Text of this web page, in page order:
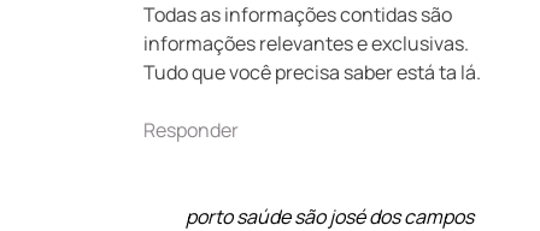
Todas as informações contidas são
informações relevantes e exclusivas.
Tudo que você precisa saber está ta lá.
Responder
porto saúde são josé dos campos